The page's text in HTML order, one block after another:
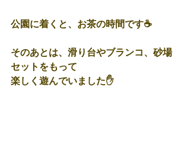
公園に着くと、お茶の時間です☕
そのあとは、滑り台やブランコ、砂場
セットをもって
楽しく遊んでいました✋